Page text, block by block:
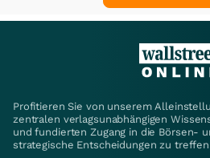
Profitieren Sie von unserem
zentralen verlagsunabhängigen
und fundierten Zugang in die Börsen-
strategische Entscheidungen zu